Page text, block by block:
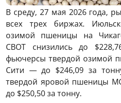
В среду, 27 мая 2026 года,
всех трех биржах.
озимой пшеницы на
CBOT снизились до
фьючерсы твердой озимой
Сити — до $246,09 за
твердой яровой пшеницы
до $250,50 за тонну.